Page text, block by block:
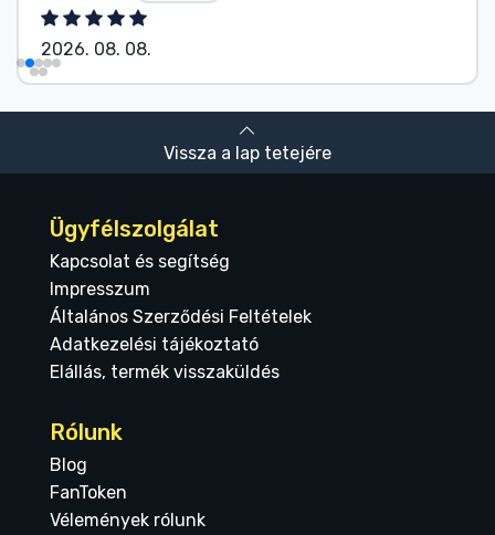
2026. 08. 08.
Vissza a lap tetejére
Ügyfélszolgálat
Kapcsolat és segítség
Impresszum
Általános Szerződési Feltételek
Adatkezelési tájékoztató
Elállás, termék visszaküldés
Rólunk
Blog
FanToken
Vélemények rólunk